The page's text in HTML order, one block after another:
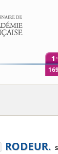
1
RODEUR.